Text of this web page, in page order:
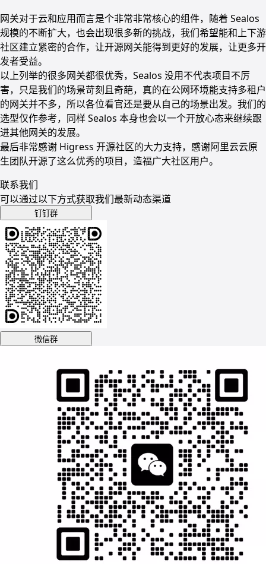
网关对于云和应用而言是个非常非常核心的组件，随着 Sealos
规模的不断扩大，也会出现很多新的挑战，我们希望能和上下游
社区建立紧密的合作，让开源网关能得到更好的发展，让更多开
发者受益。
以上列举的很多网关都很优秀，Sealos 没用不代表项目不厉
害，只是我们的场景苛刻且奇葩，真的在公网环境能支持多租户
的网关并不多，所以各位看官还是要从自己的场景出发。我们的
选型仅作参考，同样 Sealos 本身也会以一个开放心态来继续跟
进其他网关的发展。
最后非常感谢 Higress 开源社区的大力支持，感谢阿里云云原
生团队开源了这么优秀的项目，造福广大社区用户。
联系我们
可以通过以下方式获取我们最新动态渠道
钉钉群
微信群